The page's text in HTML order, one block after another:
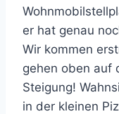
er hat genau
Wir kommen
gehen oben auf
Steigung!
in der kleinen